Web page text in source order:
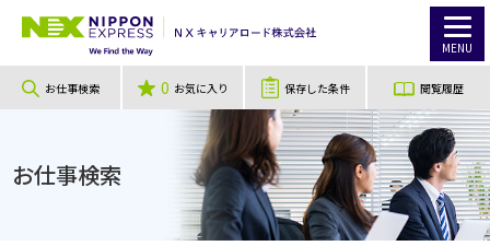
MENU
お仕事検索 0 お気に入り 保存した条件 閲覧履歴
お仕事検索